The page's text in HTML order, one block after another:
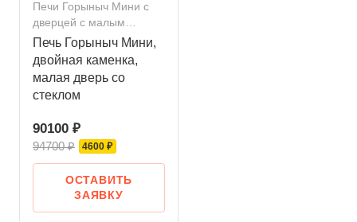
Печи Горыныч Мини с
дверцей с малым
стеклом
Печь Горыныч Мини,
двойная каменка,
малая дверь со
стеклом
90100 ₽
94700 ₽ 4600 ₽
ОСТАВИТЬ
ЗАЯВКУ